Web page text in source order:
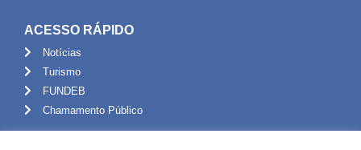
ACESSO RÁPIDO
Notícias
Turismo
FUNDEB
Chamamento Público